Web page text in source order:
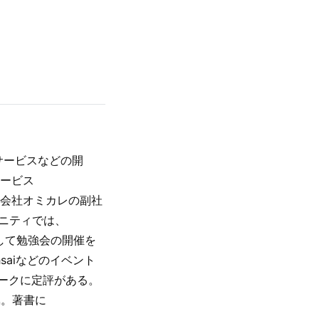
ビスなどの開
ビス
社オミカレの副社
ィでは、
勉強会の開催を
などのイベント
に定評がある。
著書に